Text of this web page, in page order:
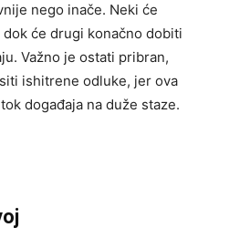
nego inače. Neki će
će drugi konačno dobiti
Važno je ostati pribran,
ishitrene odluke, jer ova
događaja na duže staze.